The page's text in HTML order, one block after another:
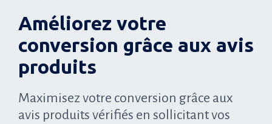
Améliorez votre
conversion grâce aux avis
produits
Maximisez votre conversion grâce aux
avis produits vérifiés en sollicitant vos